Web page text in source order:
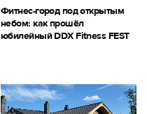
Фитнес-город под открытым
небом: как прошёл
юбилейный DDX Fitness FEST